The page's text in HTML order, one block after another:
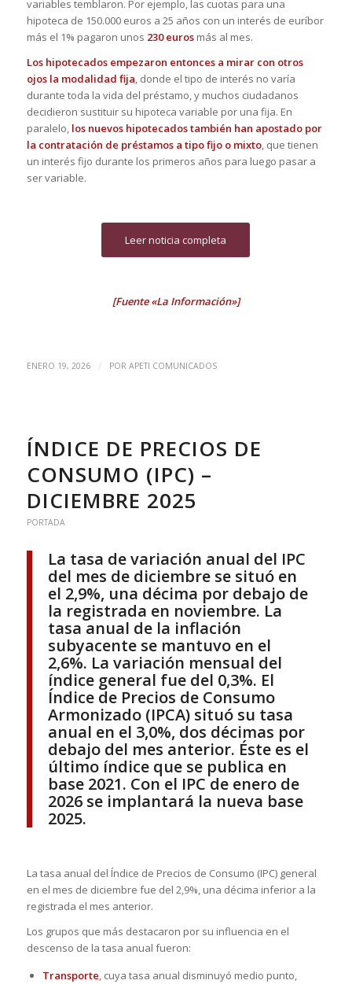
variables temblaron. Por ejemplo, las cuotas para una
hipoteca de 150.000 euros a 25 años con un interés de euríbor
más el 1% pagaron unos 230 eurosmás al mes.
Los hipotecados empezaron entonces a mirar con otros
ojos la modalidad fija, donde el tipo de interés no varía
durante toda la vida del préstamo, y muchos ciudadanos
decidieron sustituir su hipoteca variable por una fija. En
paralelo, los nuevos hipotecados también han apostado por
la contratación de préstamos a tipo fijo o mixto, que tienen
un interés fijo durante los primeros años para luego pasar a
ser variable.
Leer noticia completa
[Fuente «La Información»]
ENERO 19, 2026 / POR APETI COMUNICADOS
ÍNDICE DE PRECIOS DE
CONSUMO (IPC) –
DICIEMBRE 2025
PORTADA
La tasa de variación anual del IPC
del mes de diciembre se situó en
el 2,9%, una décima por debajo de
la registrada en noviembre. La
tasa anual de la inflación
subyacente se mantuvo en el
2,6%. La variación mensual del
índice general fue del 0,3%. El
Índice de Precios de Consumo
Armonizado (IPCA) situó su tasa
anual en el 3,0%, dos décimas por
debajo del mes anterior. Éste es el
último índice que se publica en
base 2021. Con el IPC de enero de
2026 se implantará la nueva base
2025.
La tasa anual del Índice de Precios de Consumo (IPC) general
en el mes de diciembre fue del 2,9%, una décima inferior a la
registrada el mes anterior.
Los grupos que más destacaron por su influencia en el
descenso de la tasa anual fueron:
Transporte, cuya tasa anual disminuyó medio punto,